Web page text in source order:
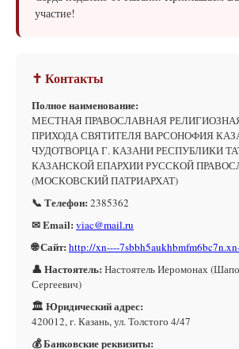
участие!
✝ Контакты
Полное наименование:
МЕСТНАЯ ПРАВОСЛАВНАЯ
ПРИХОДА СВЯТИТЕЛЯ ВАРСОНОФИЯ
ЧУДОТВОРЦА Г. КАЗАНИ РЕСПУБЛИКИ
КАЗАНСКОЙ ЕПАРХИИ РУССКОЙ
(МОСКОВСКИЙ ПАТРИАРХАТ)
📞 Телефон: 2385362
✉ Email: viac@mail.ru
🌐 Сайт: http://xn----
👤 Настоятель: Настоятель Иеромонах
Сергеевич)
🏛 Юридический адрес:
420012, г. Казань, ул. Толстого 4/47
💰 Банковские реквизиты: